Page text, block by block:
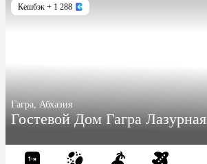
Кешбэк + 1 288
Гагра, Абхазия
Гостевой Дом Гагра Лазурная